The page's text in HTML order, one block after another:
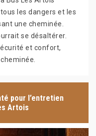
les dangers et les
une cheminée.
se désaltérer.
et confort,
pour l’entretien
Artois